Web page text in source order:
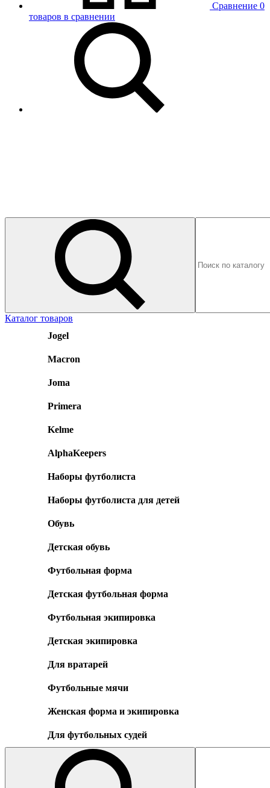
Сравнение 0
товаров в сравнении
Каталог товаров
Jogel
Macron
Joma
Primera
Kelme
AlphaKeepers
Наборы футболиста
Наборы футболиста для детей
Обувь
Детская обувь
Футбольная форма
Детская футбольная форма
Футбольная экипировка
Детская экипировка
Для вратарей
Футбольные мячи
Женская форма и экипировка
Для футбольных судей